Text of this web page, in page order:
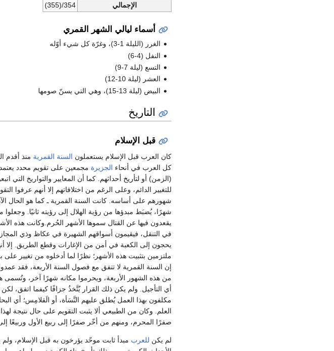
الإجمالي
354/(355)
أسماء ليالي الشهر القمري
الغرر (الليلة 1-3)، وغرّة كل شيء أوّله
النفل (4-6)
التسع (ليلة 7-9)
العشر (ليلة 10-12)
البيض (ليلة 13-15)، وهي التي يسنّ صومها
التاريخ
قبل الإسلام
كان العرب قبل الإسلام يستعملون السنة القمرية منذ أقدم
كل العرب في أنحاء الجزيرة مجمعين على تقويم محدد
(الزمن) أو لتأريخ أحداثهم. كما أن المعايير والتواريخ التي
للتغيير الدائم، وعلى الرغم من اختلافاتهم إلا أنهم عرفوا
شهرًا، يُضبَط مبدؤها من رؤية الهلال إلى رؤيته ثانيًا. وجعلوا
يقعدون فيها عن القتال سموها الأشهر الحُرم.وكانت هذه
في التنقل، فيقيمون أسواقهم الشهيرة في عكاظ وذي المجاز
يحجون إلى الكعبة في أمن من الإغارات وقطع الطريق. إلا
ملتزمين بتثبيت هذه الأشهر؛ نظرًا لما أدخلوه من تغيير
إن السنة القمرية لا تتفق مع فصول السنة الأربعة، فقد
من هذه الشهور الأربعة، ويحرموا مكانه شهرًا آخر، وتُسمى
أي التأجيل. ولم يكن ذلك القرار يُتَّخذُ جزافًا كيفما اتفق،
مكلفون بهذا العمل يُطلق عليهم النَّسَأة، أو الَقلامِس؛ أي
العلم. وكان من الطبيعي ألا يثبت التقويم على حال
صفرًا المحرم، ومنهم من أخّر صفرًا إلى ربيع الأول وربيعًا
لم يكن للعرب مبدأ ثابت موحّد يؤرخون به قبل الإسلام،